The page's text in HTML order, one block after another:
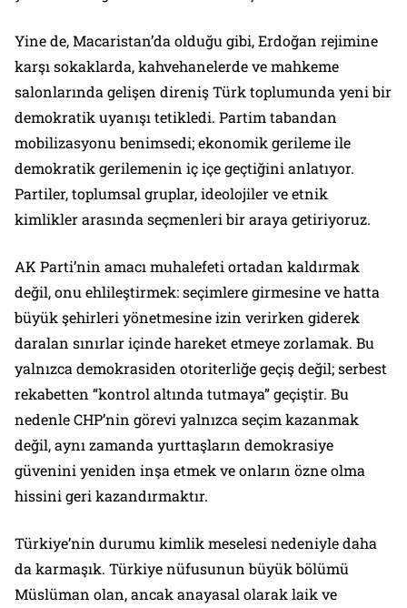
Yine de, Macaristan’da olduğu gibi, Erdoğan rejimine
karşı sokaklarda, kahvehanelerde ve mahkeme
salonlarında gelişen direniş Türk toplumunda yeni bir
demokratik uyanışı tetikledi. Partim tabandan
mobilizasyonu benimsedi; ekonomik gerileme ile
demokratik gerilemenin iç içe geçtiğini anlatıyor.
Partiler, toplumsal gruplar, ideolojiler ve etnik
kimlikler arasında seçmenleri bir araya getiriyoruz.
AK Parti’nin amacı muhalefeti ortadan kaldırmak
değil, onu ehlileştirmek: seçimlere girmesine ve hatta
büyük şehirleri yönetmesine izin verirken giderek
daralan sınırlar içinde hareket etmeye zorlamak. Bu
yalnızca demokrasiden otoriterliğe geçiş değil; serbest
rekabetten “kontrol altında tutmaya” geçiştir. Bu
nedenle CHP’nin görevi yalnızca seçim kazanmak
değil, aynı zamanda yurttaşların demokrasiye
güvenini yeniden inşa etmek ve onların özne olma
hissini geri kazandırmaktır.
Türkiye’nin durumu kimlik meselesi nedeniyle daha
da karmaşık. Türkiye nüfusunun büyük bölümü
Müslüman olan, ancak anayasal olarak laik ve